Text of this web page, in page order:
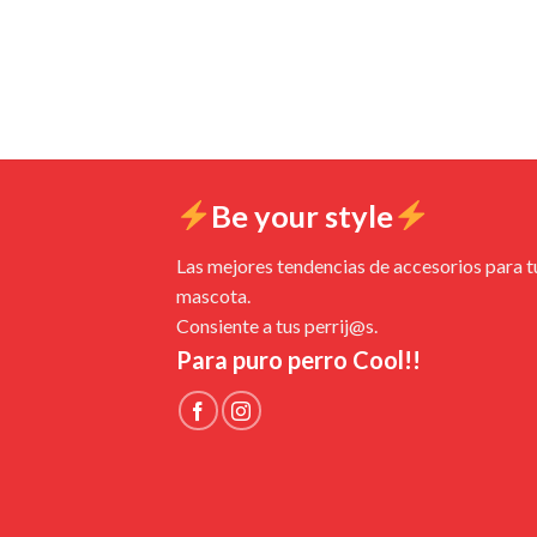
Be your style
Las mejores tendencias de accesorios para
mascota.
Consiente a tus perrij@s.
Para puro perro Cool!!